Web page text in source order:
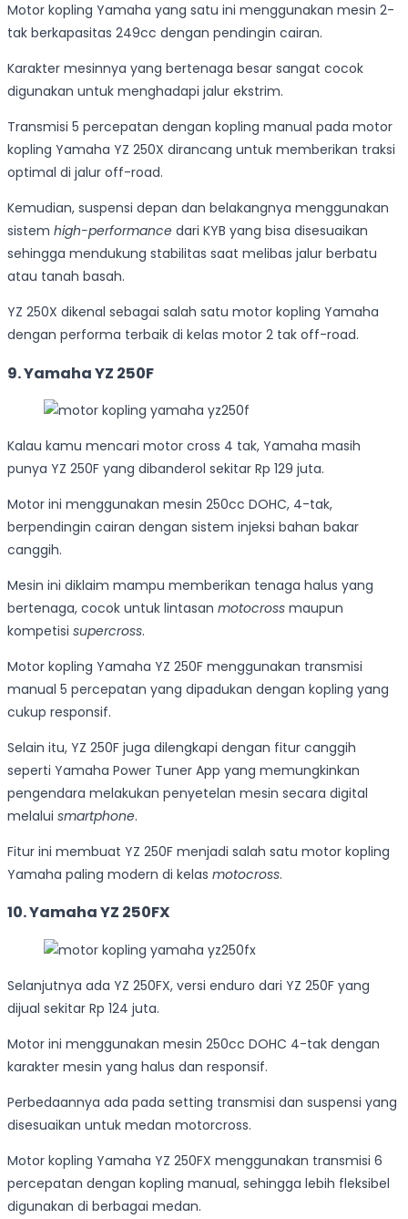
Motor kopling Yamaha yang satu ini menggunakan mesin 2-
tak berkapasitas 249cc dengan pendingin cairan.
Karakter mesinnya yang bertenaga besar sangat cocok
digunakan untuk menghadapi jalur ekstrim.
Transmisi 5 percepatan dengan kopling manual pada motor
kopling Yamaha YZ 250X dirancang untuk memberikan traksi
optimal di jalur off-road.
Kemudian, suspensi depan dan belakangnya menggunakan
sistem high-performance dari KYB yang bisa disesuaikan
sehingga mendukung stabilitas saat melibas jalur berbatu
atau tanah basah.
YZ 250X dikenal sebagai salah satu motor kopling Yamaha
dengan performa terbaik di kelas motor 2 tak off-road.
9. Yamaha YZ 250F
Kalau kamu mencari motor cross 4 tak, Yamaha masih
punya YZ 250F yang dibanderol sekitar Rp 129 juta.
Motor ini menggunakan mesin 250cc DOHC, 4-tak,
berpendingin cairan dengan sistem injeksi bahan bakar
canggih.
Mesin ini diklaim mampu memberikan tenaga halus yang
bertenaga, cocok untuk lintasan motocross maupun
kompetisi supercross.
Motor kopling Yamaha YZ 250F menggunakan transmisi
manual 5 percepatan yang dipadukan dengan kopling yang
cukup responsif.
Selain itu, YZ 250F juga dilengkapi dengan fitur canggih
seperti Yamaha Power Tuner App yang memungkinkan
pengendara melakukan penyetelan mesin secara digital
melalui smartphone.
Fitur ini membuat YZ 250F menjadi salah satu motor kopling
Yamaha paling modern di kelas motocross.
10. Yamaha YZ 250FX
Selanjutnya ada YZ 250FX, versi enduro dari YZ 250F yang
dijual sekitar Rp 124 juta.
Motor ini menggunakan mesin 250cc DOHC 4-tak dengan
karakter mesin yang halus dan responsif.
Perbedaannya ada pada setting transmisi dan suspensi yang
disesuaikan untuk medan motorcross.
Motor kopling Yamaha YZ 250FX menggunakan transmisi 6
percepatan dengan kopling manual, sehingga lebih fleksibel
digunakan di berbagai medan.